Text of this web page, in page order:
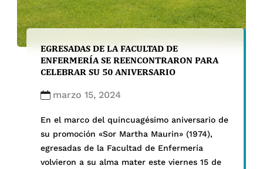
EGRESADAS DE LA FACULTAD DE
ENFERMERÍA SE REENCONTRARON PARA
CELEBRAR SU 50 ANIVERSARIO
marzo 15, 2024
En el marco del quincuagésimo aniversario de
su promoción «Sor Martha Maurin» (1974),
egresadas de la Facultad de Enfermería
volvieron a su alma mater este viernes 15 de